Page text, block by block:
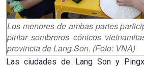
Los menores de ambas partes
pintar sombreros cónicos
provincia de Lang Son. (Foto: VNA)
Las ciudades de Lang Son y